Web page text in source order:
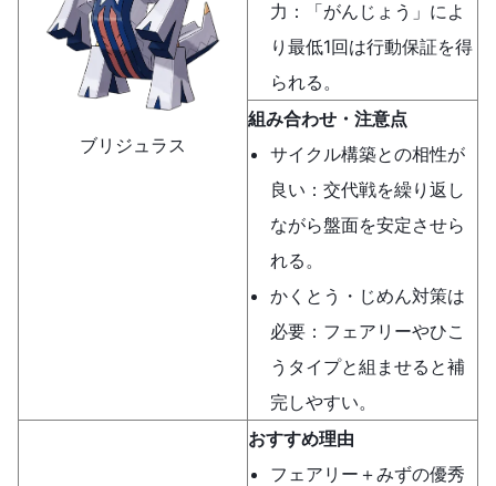
ブリジュラス
力：「がんじょう」によ
り最低1回は行動保証を得
られる。
組み合わせ・注意点
サイクル構築との相性が
良い：交代戦を繰り返し
ながら盤面を安定させら
れる。
かくとう・じめん対策は
必要：フェアリーやひこ
うタイプと組ませると補
完しやすい。
おすすめ理由
フェアリー＋みずの優秀